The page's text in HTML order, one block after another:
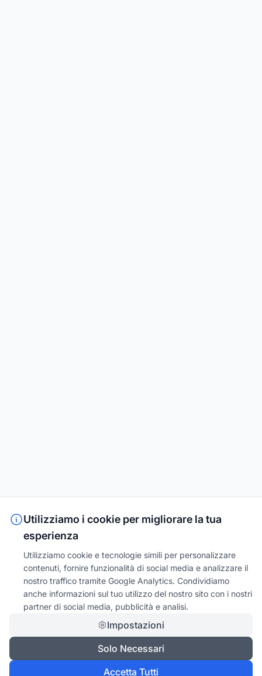
Utilizziamo i cookie per migliorare la tua
esperienza
Utilizziamo cookie e tecnologie simili per personalizzare
contenuti, fornire funzionalità di social media e analizzare il
nostro traffico tramite Google Analytics. Condividiamo
anche informazioni sul tuo utilizzo del nostro sito con i nostri
partner di social media, pubblicità e analisi.
Impostazioni
Solo Necessari
Accetta Tutti